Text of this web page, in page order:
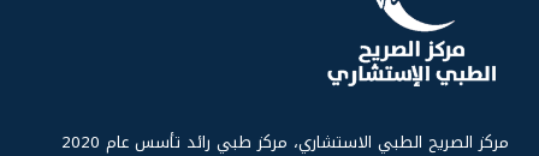
مركز الصر
يح الطبي الاستشاري، مركز طبي رائد تأسس عام 2020